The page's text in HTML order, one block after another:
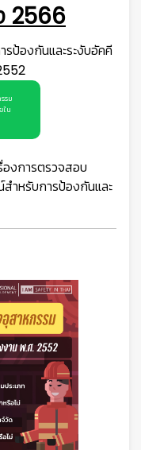
2566
รป้องกันและระงับอัคคี
รม
ใน
องการตรวจสอบ
ำหรับการป้องกันและ